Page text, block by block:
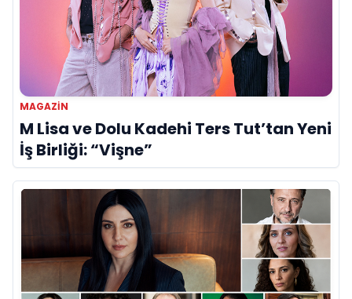
MAGAZIN
M Lisa ve Dolu Kadehi Ters Tut’tan Yeni
İş Birliği: “Vişne”